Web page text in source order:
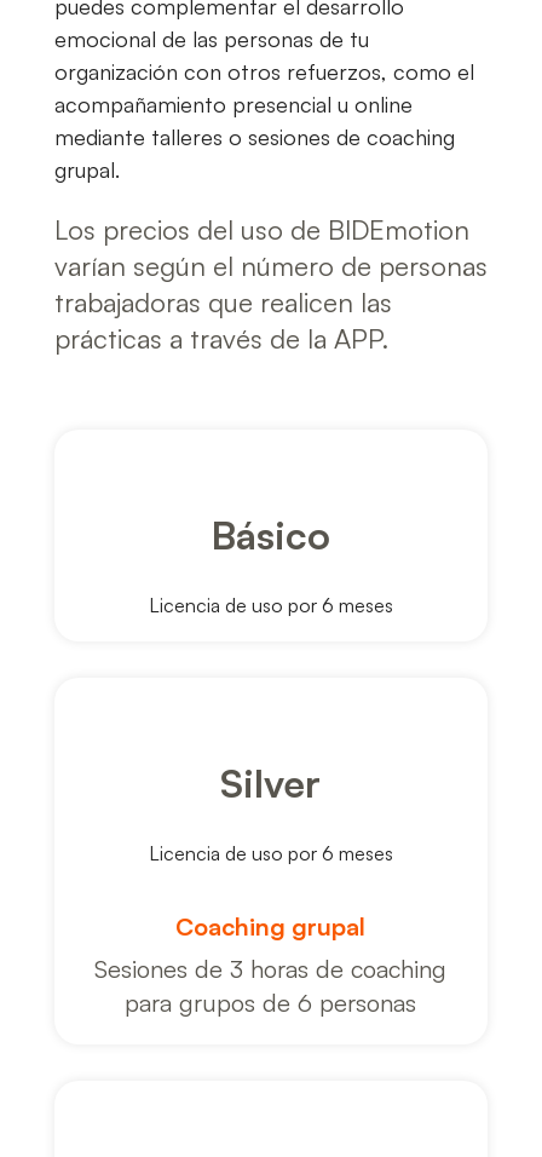
puedes complementar el desarrollo
emocional de las personas de tu
organización con otros refuerzos, como el
acompañamiento presencial u online
mediante talleres o sesiones de coaching
grupal.
Los precios del uso de BIDEmotion
varían según el número de personas
trabajadoras que realicen las
prácticas a través de la APP.
Básico
Licencia de uso por 6 meses
Silver
Licencia de uso por 6 meses
Coaching grupal
Sesiones de 3 horas de coaching
para grupos de 6 personas